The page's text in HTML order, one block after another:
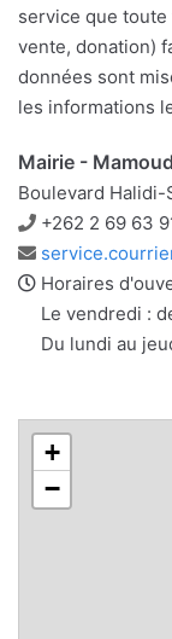
service que
vente, donation)
données sont
les informations
Mairie -
Boulevard Halidi-
Téléphone
+262 2 69 63
Adresse
e-
mail
Horaires
Le vendredi :
Du lundi au
+
−